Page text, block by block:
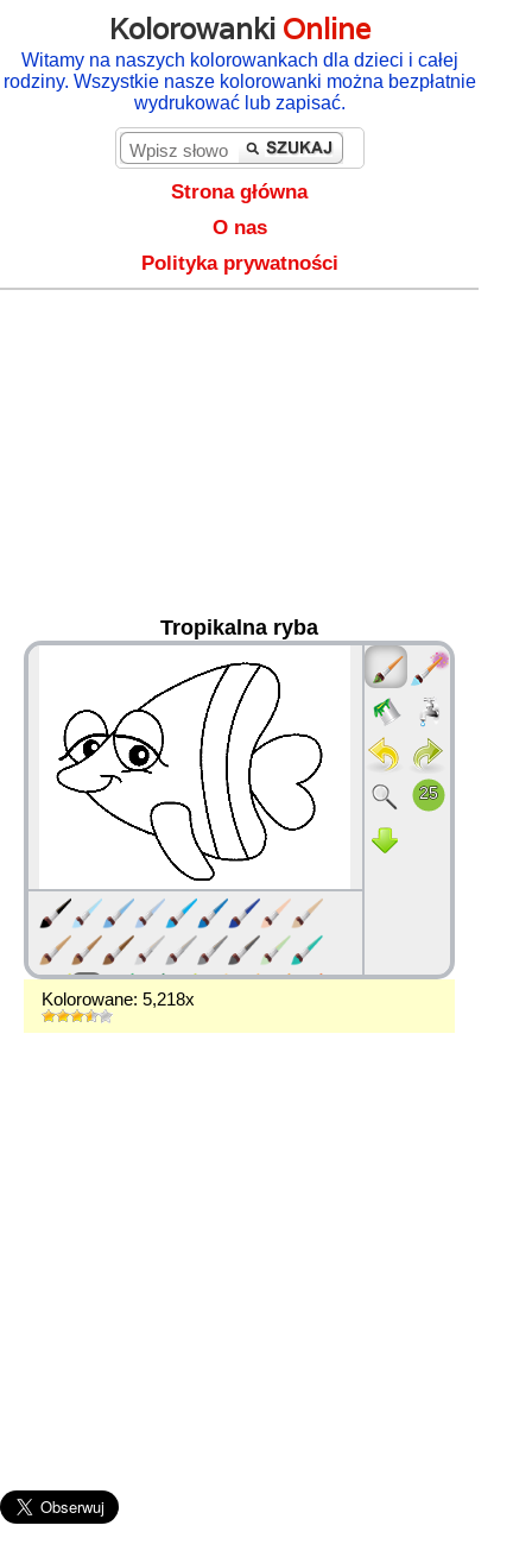
Kolorowanki Online
Witamy na naszych kolorowankach dla dzieci i całej
rodziny. Wszystkie nasze kolorowanki można bezpłatnie
wydrukować lub zapisać.
Strona główna
O nas
Polityka prywatności
Tropikalna ryba
Kolorowane: 5,218x